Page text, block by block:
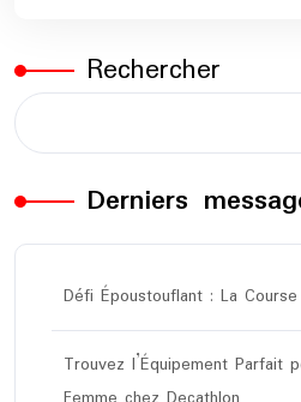
Rechercher
Derniers
Défi Époustouflant : La
Trouvez l’Équipement Parfait